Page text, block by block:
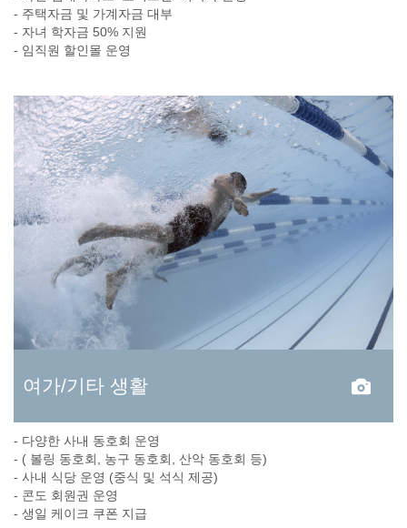
- 주택자금 및 가계자금 대부
- 자녀 학자금 50% 지원
- 임직원 할인몰 운영
여가/기타 생활
- 다양한 사내 동호회 운영
- ( 볼링 동호회, 농구 동호회, 산악 동호회 등)
- 사내 식당 운영 (중식 및 석식 제공)
- 콘도 회원권 운영
- 생일 케이크 쿠폰 지급